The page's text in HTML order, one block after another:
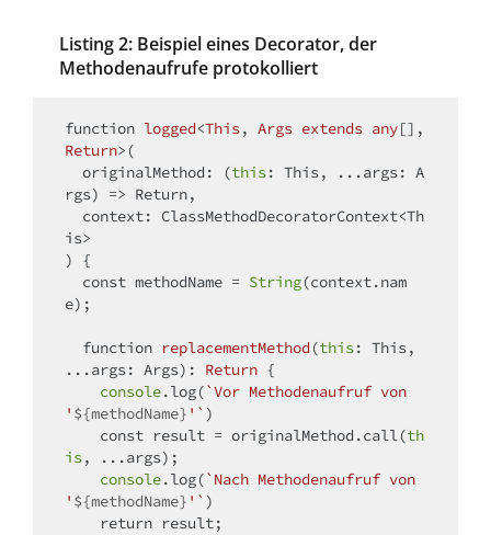
Listing 2: Beispiel eines Decorator, der
Methodenaufrufe protokolliert
function logged<This, Args extends any
Return>(
  originalMethod: (
this: This, ...args: A
rgs) => Return,
) {
const methodName = String(context.nam
e);
function replacementMethod (this: This,
...args: Args): Return {
console.log(`Vor Methodenaufruf von
' ${methodName} '` )
const result = originalMethod.call(th
is, ...args);
console.log(`Nach Methodenaufruf von
' ${methodName} '` )
return result;